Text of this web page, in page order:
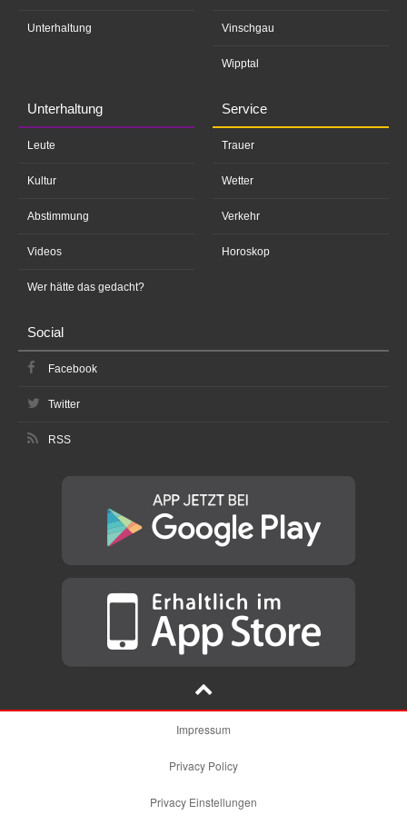
Unterhaltung Vinschgau
Wipptal
Unterhaltung
Leute
Kultur
Abstimmung
Videos
Wer hätte das gedacht?
Service
Trauer
Wetter
Verkehr
Horoskop
Social
Facebook
Twitter
RSS
Impressum
Privacy Policy
Privacy Einstellungen